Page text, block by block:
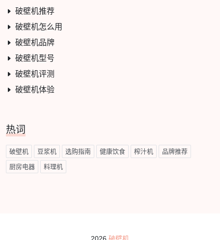
破壁机推荐
破壁机怎么用
破壁机品牌
破壁机型号
破壁机评测
破壁机体验
热词
破壁机 豆浆机 选购指南 健康饮食 榨汁机 品牌推荐
厨房电器 料理机
2026 破壁机